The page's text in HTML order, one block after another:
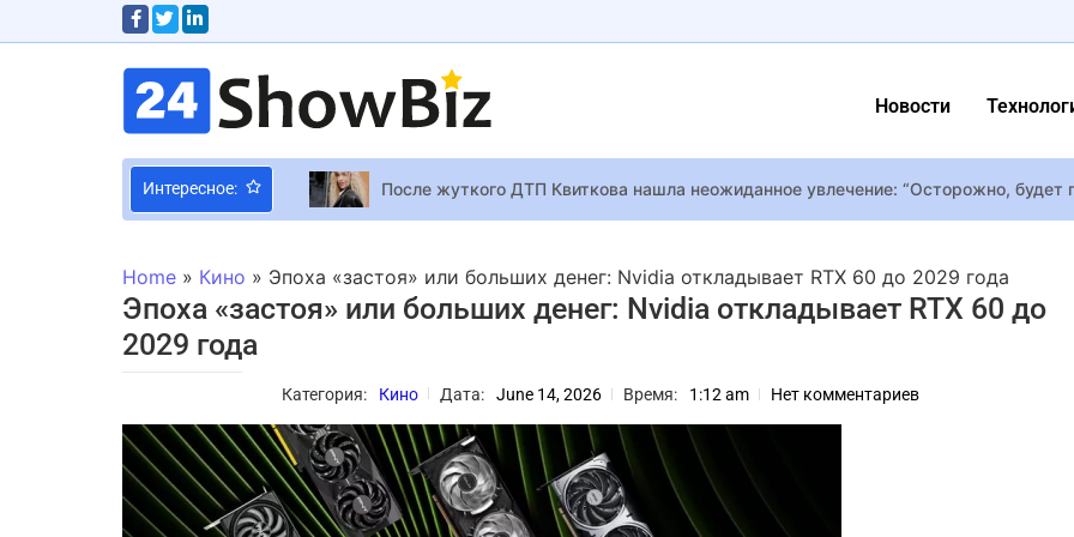
Новости
Интересное:
После жуткого ДТП Квиткова нашла неожиданное увлечение: “Осторожно, будет
Новая глава Xbox уволила несколько ветеранов компании и заменила их
Самые знаменитые звездные кланы
Marvel прекращает сотрудничество с Джонатаном Мейджорсом, после
Nazva — Slavic English: что известно о группе и песне участников нацотбора на
Александр Усик в четвертый раз стал отцом – жена родила дочь весом почти 5 кг
Режиссер “Бригады” хочет снять фильм об Анне Ярославне с иностранными
Home » Кино » Эпоха «застоя» или больших денег: Nvidia откладывает RTX 60 до 2029 года
Эпоха «застоя» или больших денег: Nvidia откладывает RTX 60 до
2029 года
Категория: Кино Дата: June 14, 2026 Время: 1:12 am Нет комментариев